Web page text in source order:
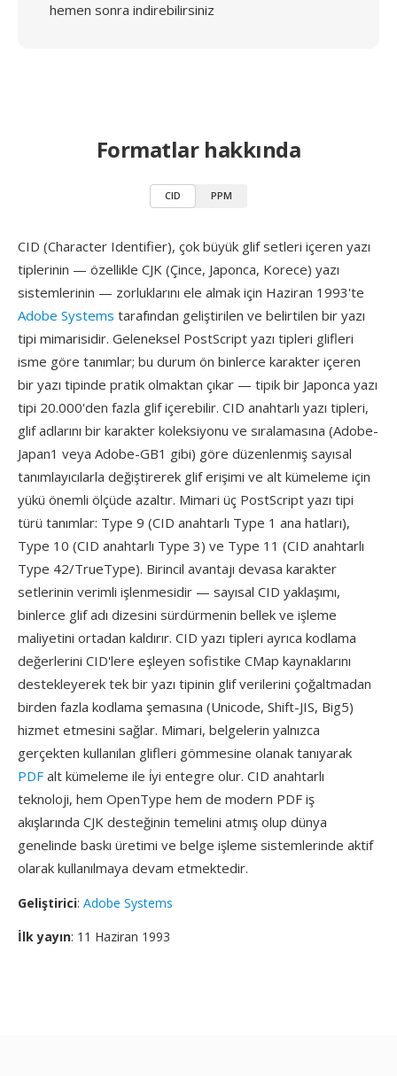
hemen sonra indirebilirsiniz
Formatlar hakkında
CID PPM
CID (Character Identifier), çok büyük glif setleri içeren yazı
tiplerinin — özellikle CJK (Çince, Japonca, Korece) yazı
sistemlerinin — zorluklarını ele almak için Haziran 1993'te
Adobe Systems tarafından geliştirilen ve belirtilen bir yazı
tipi mimarisidir. Geleneksel PostScript yazı tipleri glifleri
isme göre tanımlar; bu durum ön binlerce karakter içeren
bir yazı tipinde pratik olmaktan çıkar — tipik bir Japonca yazı
tipi 20.000'den fazla glif içerebilir. CID anahtarlı yazı tipleri,
glif adlarını bir karakter koleksiyonu ve sıralamasına (Adobe-
Japan1 veya Adobe-GB1 gibi) göre düzenlenmiş sayısal
tanımlayıcılarla değiştirerek glif erişimi ve alt kümeleme için
yükü önemli ölçüde azaltır. Mimari üç PostScript yazı tipi
türü tanımlar: Type 9 (CID anahtarlı Type 1 ana hatları),
Type 10 (CID anahtarlı Type 3) ve Type 11 (CID anahtarlı
Type 42/TrueType). Birincil avantajı devasa karakter
setlerinin verimli işlenmesidir — sayısal CID yaklaşımı,
binlerce glif adı dizesini sürdürmenin bellek ve işleme
maliyetini ortadan kaldırır. CID yazı tipleri ayrıca kodlama
değerlerini CID'lere eşleyen sofistike CMap kaynaklarını
destekleyerek tek bir yazı tipinin glif verilerini çoğaltmadan
birden fazla kodlama şemasına (Unicode, Shift-JIS, Big5)
hizmet etmesini sağlar. Mimari, belgelerin yalnızca
gerçekten kullanılan glifleri gömmesine olanak tanıyarak
PDF alt kümeleme ile i̇yi entegre olur. CID anahtarlı
teknoloji, hem OpenType hem de modern PDF iş
akışlarında CJK desteğinin temelini atmış olup dünya
genelinde baskı üretimi ve belge işleme sistemlerinde aktif
olarak kullanılmaya devam etmektedir.
Geliştirici: Adobe Systems
İlk yayın: 11 Haziran 1993